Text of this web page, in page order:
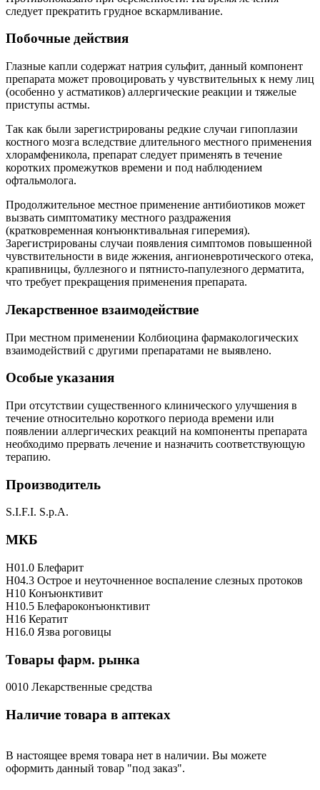
следует прекратить грудное вскармливание.
Побочные действия
Глазные капли содержат натрия сульфит, данный компонент
препарата может провоцировать у чувствительных к нему лиц
(особенно у астматиков) аллергические реакции и тяжелые
приступы астмы.
Так как были зарегистрированы редкие случаи гипоплазии
костного мозга вследствие длительного местного применения
хлорамфеникола, препарат следует применять в течение
коротких промежутков времени и под наблюдением
офтальмолога.
Продолжительное местное применение антибиотиков может
вызвать симптоматику местного раздражения
(кратковременная конъюнктивальная гиперемия).
Зарегистрированы случаи появления симптомов повышенной
чувствительности в виде жжения, ангионевротического отека,
крапивницы, буллезного и пятнисто-папулезного дерматита,
что требует прекращения применения препарата.
Лекарственное взаимодействие
При местном применении Колбиоцина фармакологических
взаимодействий с другими препаратами не выявлено.
Особые указания
При отсутствии существенного клинического улучшения в
течение относительно короткого периода времени или
появлении аллергических реакций на компоненты препарата
необходимо прервать лечение и назначить соответствующую
терапию.
Производитель
S.I.F.I. S.p.A.
МКБ
H01.0 Блефарит
H04.3 Острое и неуточненное воспаление слезных протоков
H10 Конъюнктивит
H10.5 Блефароконъюнктивит
H16 Кератит
H16.0 Язва роговицы
Товары фарм. рынка
0010 Лекарственные средства
Наличие товара в аптеках
В настоящее время товара нет в наличии. Вы можете
оформить данный товар "под заказ".